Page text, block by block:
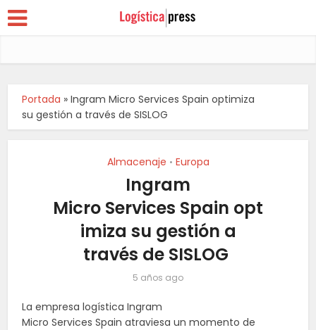
Portada »Ingram Micro Services Spain optimiza
su gestión a través de SISLOG
Almacenaje • Europa
Ingram
Micro Services Spain opt
imiza su gestión a
través de SISLOG
5 años ago
La empresa logística Ingram
MicroServices Spain atraviesa un momento de